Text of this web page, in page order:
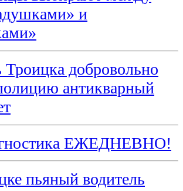
и
добровольно
антикварный
ЕЖЕДНЕВНО!
пьяный водитель